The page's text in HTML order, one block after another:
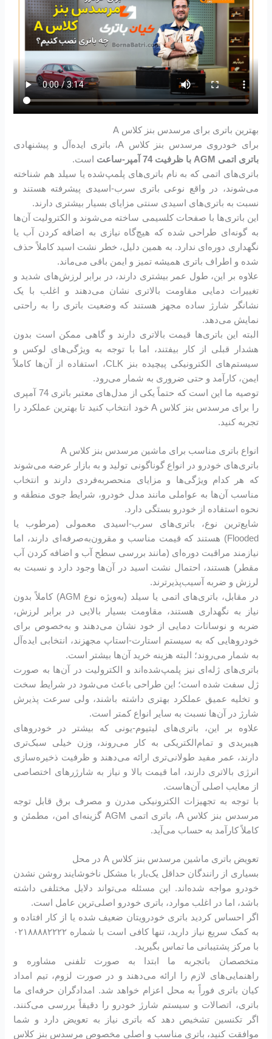
بهترین باتری برای مرسدس بنز کلاس A
برای خودروی مرسدس بنز کلاس A، باتری ایده‌آل و پیشنهادی
باتری اتمی AGM با ظرفیت 74 آمپر-ساعت
است.
باتری‌های اتمی که به نام باتری‌های پلمپ‌شده یا سیلد هم شناخته
می‌شوند، در واقع نوعی باتری سرب-اسیدی پیشرفته هستند و
نسبت به باتری‌های اسیدی سنتی مزایای بسیار بیشتری دارند.
این باتری‌ها با صفحات کلسیمی ساخته می‌شوند و الکترولیت آن‌ها
به گونه‌ای طراحی شده که هیچ‌گاه نیازی به اضافه کردن آب یا
نگهداری دوره‌ای ندارد. به همین دلیل، خطر نشت اسید کاملاً حذف
شده و اطراف باتری همیشه تمیز و ایمن باقی می‌ماند.
علاوه بر این، طول عمر بیشتری دارند، در برابر لرزش‌های شدید و
تغییرات دمایی مقاومت بالاتری نشان می‌دهند و اغلب با یک
نشانگر شارژ ساده مجهز هستند که وضعیت باتری را به راحتی
نمایش می‌دهد.
البته این باتری‌ها قیمت بالاتری دارند و گاهی ممکن است بدون
هشدار قبلی از کار بیفتند، اما با توجه به ویژگی‌های لوکس و
سیستم‌های الکترونیکی پیچیده بنز CLK، استفاده از آن‌ها کاملاً
ایمن، کارآمد و حتی ضروری به شمار می‌رود.
توصیه ما این است که حتماً یکی از مدل‌های معتبر باتری 74 آمپری
را برای مرسدس بنز کلاس A خود انتخاب کنید تا بهترین عملکرد را
تجربه کنید.
انواع باتری مناسب برای ماشین مرسدس بنز کلاس A
باتری‌های خودرو در انواع گوناگونی تولید و به بازار عرضه می‌شوند
که هر کدام ویژگی‌ها و مزایای منحصربه‌فردی دارند و انتخاب
مناسب آن‌ها به عواملی مانند مدل خودرو، شرایط جوی منطقه و
نحوه استفاده از خودرو بستگی دارد.
شایع‌ترین نوع، باتری‌های سرب-اسیدی معمولی (مرطوب یا
Flooded) هستند که قیمت مناسب و مقرون‌به‌صرفه‌ای دارند، اما
نیازمند مراقبت دوره‌ای (مانند بررسی سطح آب و اضافه کردن آب
مقطر) هستند، احتمال نشت اسید در آن‌ها وجود دارد و نسبت به
لرزش و ضربه آسیب‌پذیرترند.
در مقابل، باتری‌های اتمی یا سیلد (به‌ویژه نوع AGM) کاملاً بدون
نیاز به نگهداری هستند، مقاومت بسیار بالایی در برابر لرزش،
ضربه و نوسانات دمایی از خود نشان می‌دهند و به‌خصوص برای
خودروهایی که به سیستم استارت-استاپ مجهزند، انتخابی ایده‌آل
به شمار می‌روند؛ البته هزینه خرید آن‌ها بیشتر است.
باتری‌های ژله‌ای نیز پلمپ‌شده‌اند و الکترولیت در آن‌ها به صورت
ژل سفت شده است؛ این طراحی باعث می‌شود در شرایط سخت
و تخلیه عمیق عملکرد بهتری داشته باشند، ولی سرعت پذیرش
شارژ در آن‌ها نسبت به سایر انواع کمتر است.
علاوه بر این، باتری‌های لیتیوم-یونی که بیشتر در خودروهای
هیبریدی و تمام‌الکتریکی به کار می‌روند، وزن خیلی سبک‌تری
دارند، عمر مفید طولانی‌تری ارائه می‌دهند و ظرفیت ذخیره‌سازی
انرژی بالاتری دارند، اما قیمت بالا و نیاز به شارژرهای اختصاصی
از معایب اصلی آن‌هاست.
با توجه به تجهیزات الکترونیکی مدرن و مصرف برق قابل توجه
مرسدس بنز کلاس A، باتری اتمی AGM گزینه‌ای امن، مطمئن و
کاملاً کارآمد به حساب می‌آید.
تعویض باتری ماشین مرسدس بنز کلاس A در محل
بسیاری از رانندگان حداقل یک‌بار با مشکل ناخوشایند روشن نشدن
خودرو مواجه شده‌اند. این مسئله می‌تواند دلایل مختلفی داشته
باشد، اما در اغلب موارد، باتری خودرو اصلی‌ترین عامل است.
اگر احساس کردید باتری خودرویتان ضعیف شده یا از کار افتاده و
به کمک سریع نیاز دارید، تنها کافی است با شماره ۰۲۱۸۸۸۸۲۲۲۲
با مرکز پشتیبانی ما تماس بگیرید.
متخصصان باتجربه ما ابتدا به صورت تلفنی مشاوره و
راهنمایی‌های لازم را ارائه می‌دهند و در صورت لزوم، تیم امداد
کیان باتری فوراً به محل اعزام خواهد شد. امدادگران حرفه‌ای ما
باتری، اتصالات و سیستم شارژ خودرو را دقیقاً بررسی می‌کنند.
اگر تکنسین تشخیص دهد که باتری نیاز به تعویض دارد و شما
موافقت کنید، باتری مناسب و اصلی مخصوص مرسدس بنز کلاس